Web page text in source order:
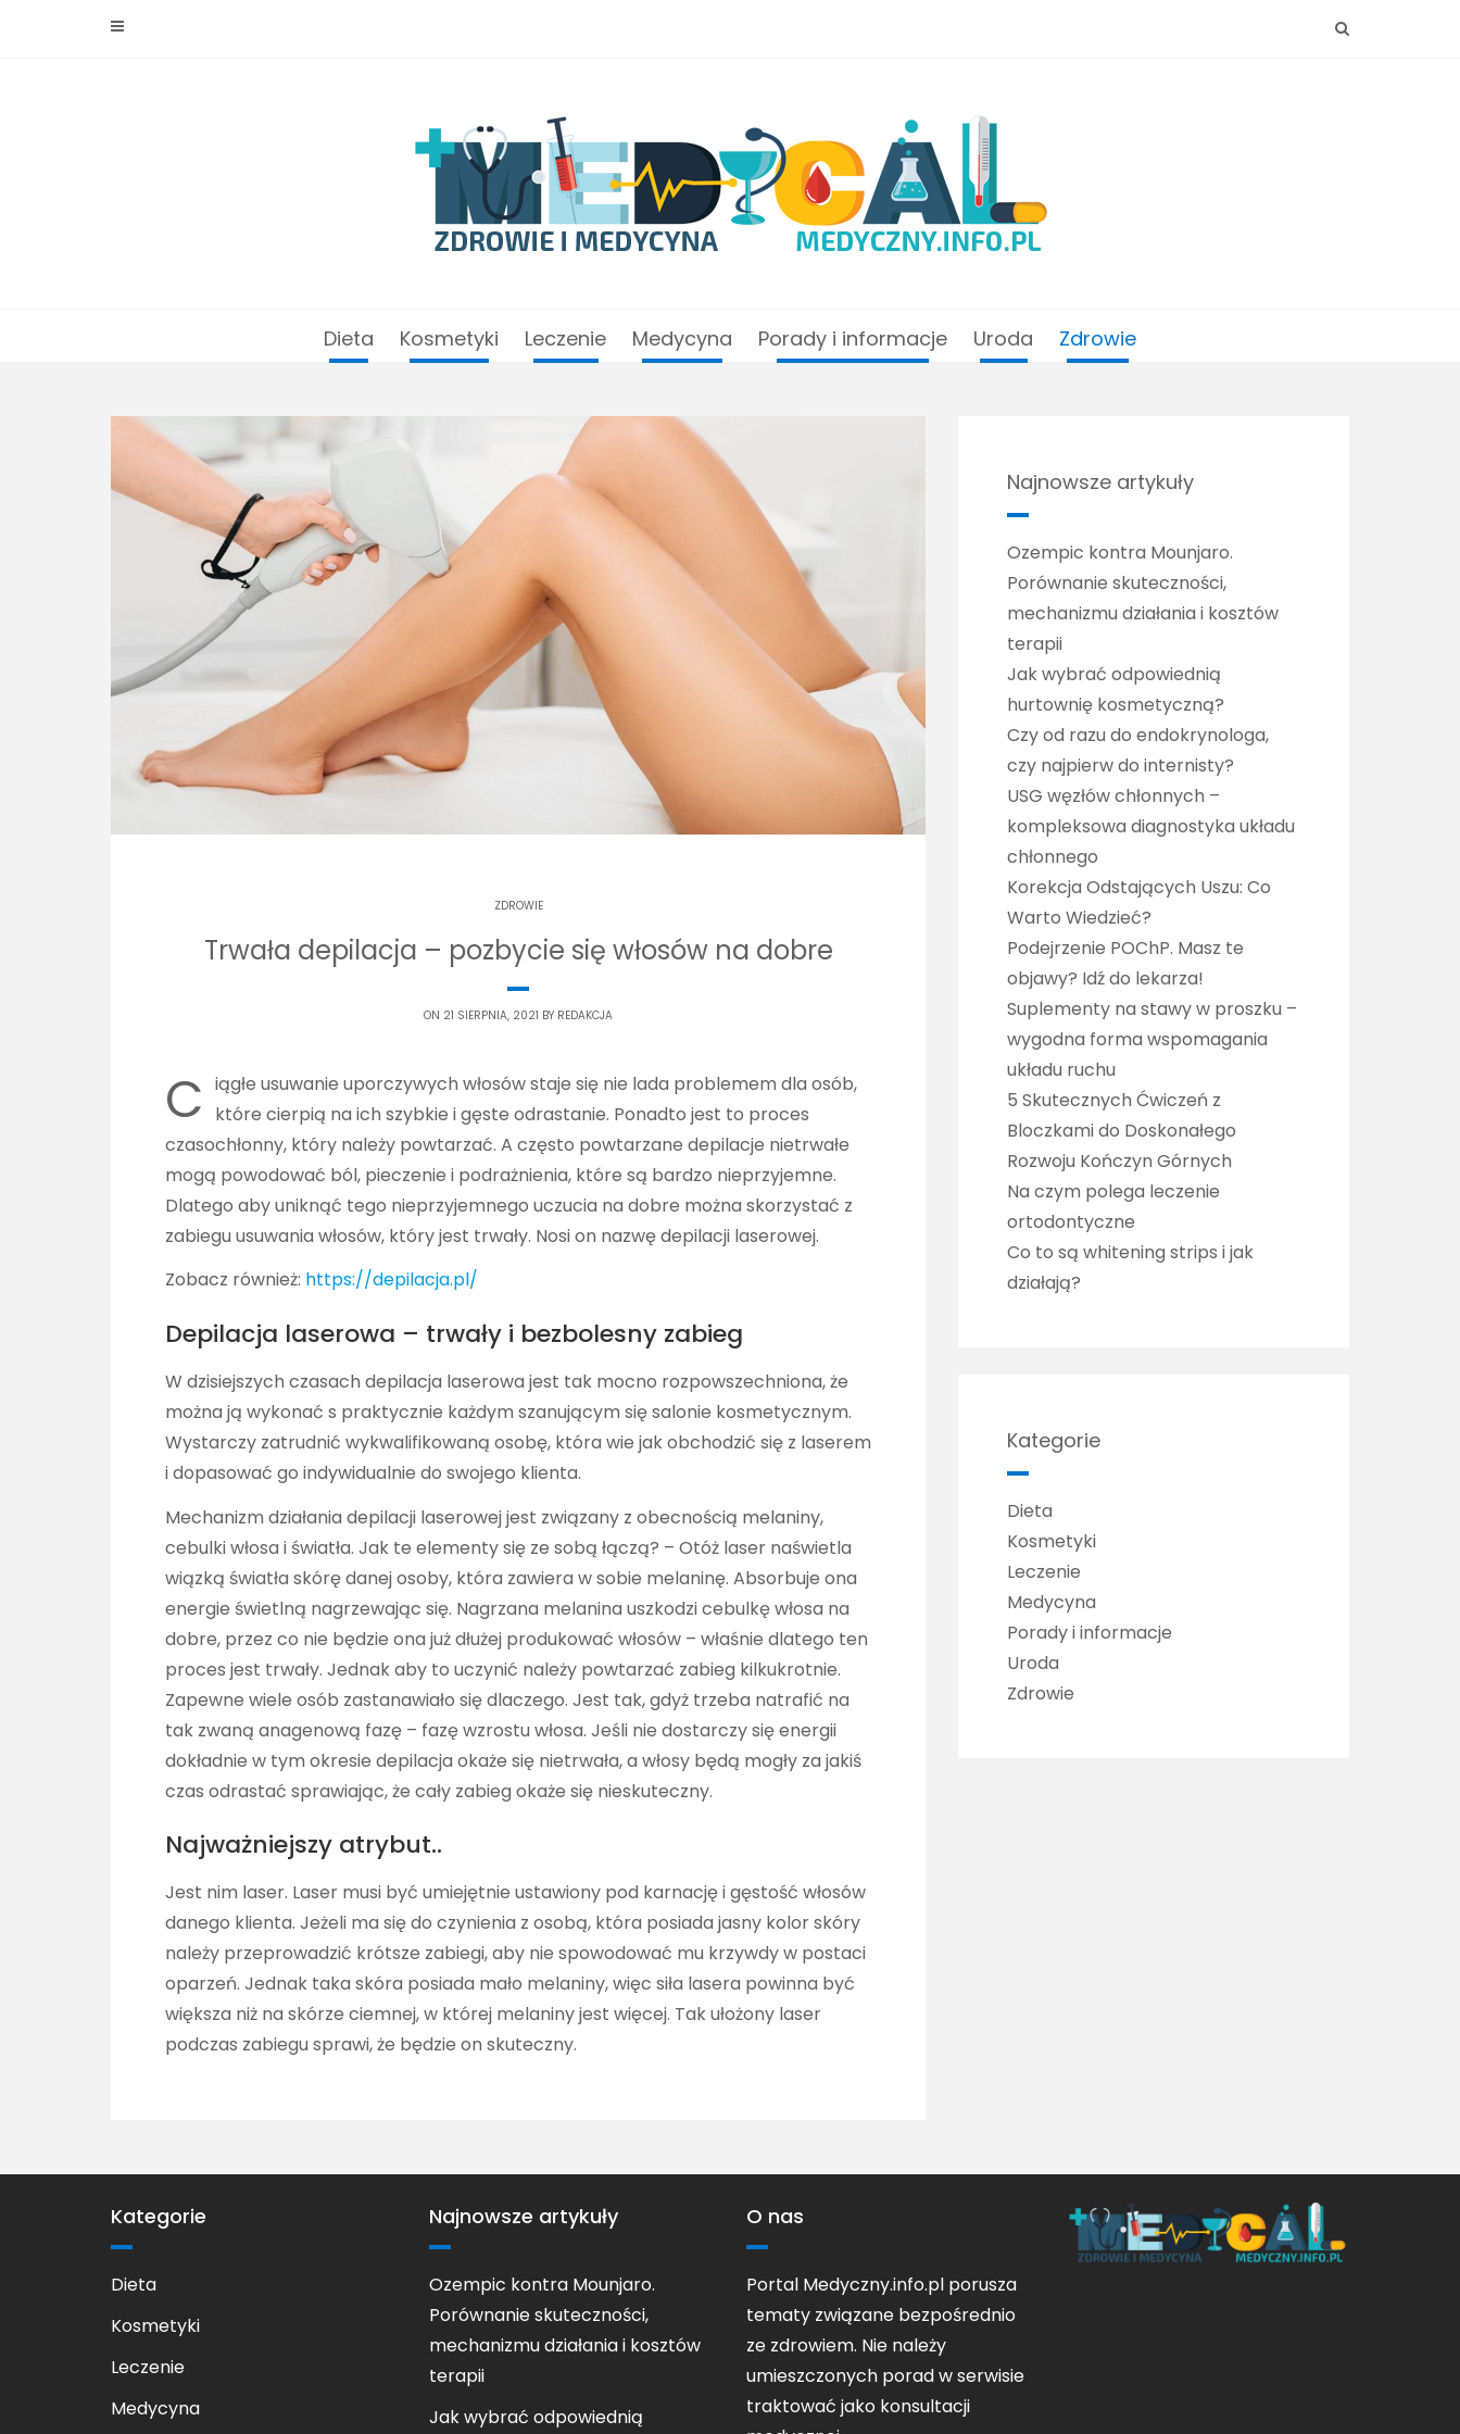
Dieta Kosmetyki Leczenie Medycyna Porady i informacje Uroda Zdrowie
ZDROWIE
Trwała depilacja – pozbycie się włosów na dobre
ON 21 SIERPNIA, 2021 BY REDAKCJA
C iągłe usuwanie uporczywych włosów staje się nie lada problemem dla osób,
które cierpią na ich szybkie i gęste odrastanie. Ponadto jest to proces
czasochłonny, który należy powtarzać. A często powtarzane depilacje nietrwałe
mogą powodować ból, pieczenie i podrażnienia, które są bardzo nieprzyjemne.
Dlatego aby uniknąć tego nieprzyjemnego uczucia na dobre można skorzystać z
zabiegu usuwania włosów, który jest trwały. Nosi on nazwę depilacji laserowej.
Zobacz również: https://depilacja.pl/
Depilacja laserowa – trwały i bezbolesny zabieg
W dzisiejszych czasach depilacja laserowa jest tak mocno rozpowszechniona, że
można ją wykonać s praktycznie każdym szanującym się salonie kosmetycznym.
Wystarczy zatrudnić wykwalifikowaną osobę, która wie jak obchodzić się z laserem
i dopasować go indywidualnie do swojego klienta.
Mechanizm działania depilacji laserowej jest związany z obecnością melaniny,
cebulki włosa i światła. Jak te elementy się ze sobą łączą? – Otóż laser naświetla
wiązką światła skórę danej osoby, która zawiera w sobie melaninę. Absorbuje ona
energie świetlną nagrzewając się. Nagrzana melanina uszkodzi cebulkę włosa na
dobre, przez co nie będzie ona już dłużej produkować włosów – właśnie dlatego ten
proces jest trwały. Jednak aby to uczynić należy powtarzać zabieg kilkukrotnie.
Zapewne wiele osób zastanawiało się dlaczego. Jest tak, gdyż trzeba natrafić na
tak zwaną anagenową fazę – fazę wzrostu włosa. Jeśli nie dostarczy się energii
dokładnie w tym okresie depilacja okaże się nietrwała, a włosy będą mogły za jakiś
czas odrastać sprawiając, że cały zabieg okaże się nieskuteczny.
Najważniejszy atrybut..
Jest nim laser. Laser musi być umiejętnie ustawiony pod karnację i gęstość włosów
danego klienta. Jeżeli ma się do czynienia z osobą, która posiada jasny kolor skóry
należy przeprowadzić krótsze zabiegi, aby nie spowodować mu krzywdy w postaci
oparzeń. Jednak taka skóra posiada mało melaniny, więc siła lasera powinna być
większa niż na skórze ciemnej, w której melaniny jest więcej. Tak ułożony laser
podczas zabiegu sprawi, że będzie on skuteczny.
Najnowsze artykuły
Ozempic kontra Mounjaro.
Porównanie skuteczności,
mechanizmu działania i kosztów
terapii
Jak wybrać odpowiednią
hurtownię kosmetyczną?
Czy od razu do endokrynologa,
czy najpierw do internisty?
USG węzłów chłonnych –
kompleksowa diagnostyka układu
chłonnego
Korekcja Odstających Uszu: Co
Warto Wiedzieć?
Podejrzenie POChP. Masz te
objawy? Idź do lekarza!
Suplementy na stawy w proszku –
wygodna forma wspomagania
układu ruchu
5 Skutecznych Ćwiczeń z
Bloczkami do Doskonałego
Rozwoju Kończyn Górnych
Na czym polega leczenie
ortodontyczne
Co to są whitening strips i jak
działają?
Kategorie
Dieta
Kosmetyki
Leczenie
Medycyna
Porady i informacje
Uroda
Zdrowie
Kategorie
Dieta
Kosmetyki
Leczenie
Medycyna
Najnowsze artykuły
Ozempic kontra Mounjaro.
Porównanie skuteczności,
mechanizmu działania i kosztów
terapii
Jak wybrać odpowiednią
O nas
Portal Medyczny.info.pl porusza
tematy związane bezpośrednio
ze zdrowiem. Nie należy
umieszczonych porad w serwisie
traktować jako konsultacji